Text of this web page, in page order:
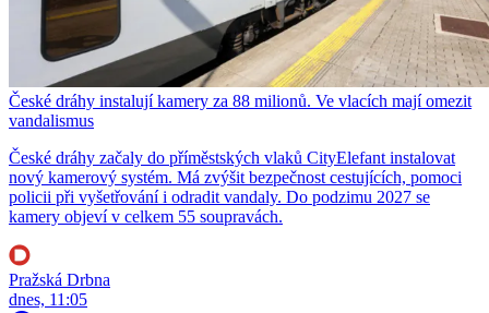
České dráhy instalují kamery za 88 milionů. Ve vlacích mají omezit
vandalismus
České dráhy začaly do příměstských vlaků CityElefant instalovat
nový kamerový systém. Má zvýšit bezpečnost cestujících, pomoci
policii při vyšetřování i odradit vandaly. Do podzimu 2027 se
kamery objeví v celkem 55 soupravách.
Pražská Drbna
dnes, 11:05